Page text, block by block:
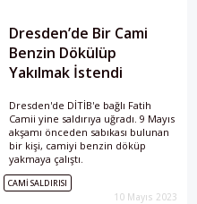
Dresden’de Bir Cami
Benzin Dökülüp
Yakılmak İstendi
Dresden'de DİTİB'e bağlı Fatih
Camii yine saldırıya uğradı. 9 Mayıs
akşamı önceden sabıkası bulunan
bir kişi, camiyi benzin döküp
yakmaya çalıştı.
CAMI SALDIRISI
10 Mayıs 2023